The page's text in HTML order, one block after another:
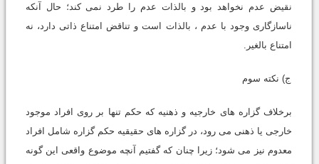
نقیض عدم نخواهد بود و بالذات عدم را طرد نمی کند؛ حال آنکه
ناسازگاری وجود با عدم ، بالذات است و تناقض امتناع ذاتی دارد، نه
امتناع بالغیر.
ج) نکته سوم
برخلاف گزاره های خارجیه و ذهنیه که حکم تنها بر روی افراد موجود
خارجی یا ذهنی می رود، در گزاره های حقیقیه حکم گزاره شامل افراد
معدوم نیز می شود؛ زیرا چنان که گفتیم آنچه موضوع واقعی این گونه